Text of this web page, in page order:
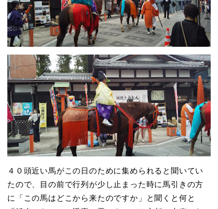
４０頭近い馬がこの日のために集められると聞いてい
たので、目の前で行列が少し止まった時に馬引きの方
に「この馬はどこから来たのですか」と聞くと何と